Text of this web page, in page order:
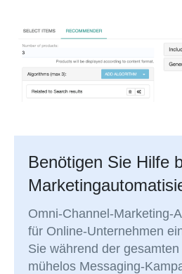
Benötigen Sie Hilfe
Omni-Channel-Marketing-
für Online-Unternehmen
Sie während der
mühelos Messaging-